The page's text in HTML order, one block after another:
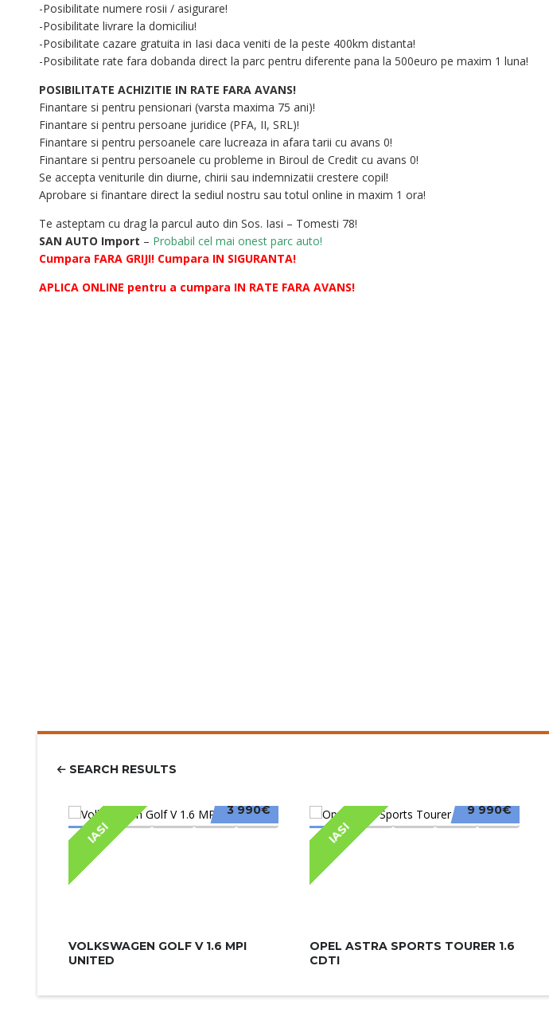
-Posibilitate numere rosii / asigurare!
-Posibilitate livrare la domiciliu!
-Posibilitate cazare gratuita in Iasi daca veniti de la peste 400km distanta!
-Posibilitate rate fara dobanda direct la parc pentru diferente pana la 500euro pe maxim 1 luna!
POSIBILITATE ACHIZITIE IN RATE FARA AVANS!
Finantare si pentru pensionari (varsta maxima 75 ani)!
Finantare si pentru persoane juridice (PFA, II, SRL)!
Finantare si pentru persoanele care lucreaza in afara tarii cu avans 0!
Finantare si pentru persoanele cu probleme in Biroul de Credit cu avans 0!
Se accepta veniturile din diurne, chirii sau indemnizatii crestere copil!
Aprobare si finantare direct la sediul nostru sau totul online in maxim 1 ora!
Te asteptam cu drag la parcul auto din Sos. Iasi – Tomesti 78!
SAN AUTO Import – Probabil cel mai onest parc auto!
Cumpara FARA GRIJI! Cumpara IN SIGURANTA!
APLICA ONLINE pentru a cumpara IN RATE FARA AVANS!
SEARCH RESULTS
IASI
3 990€
VOLKSWAGEN GOLF V 1.6 MPI
UNITED
IASI
9 990€
OPEL ASTRA SPORTS TOURER 1.6
CDTI